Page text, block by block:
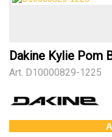
Dakine Kylie Pom
Art. D10000829-1225